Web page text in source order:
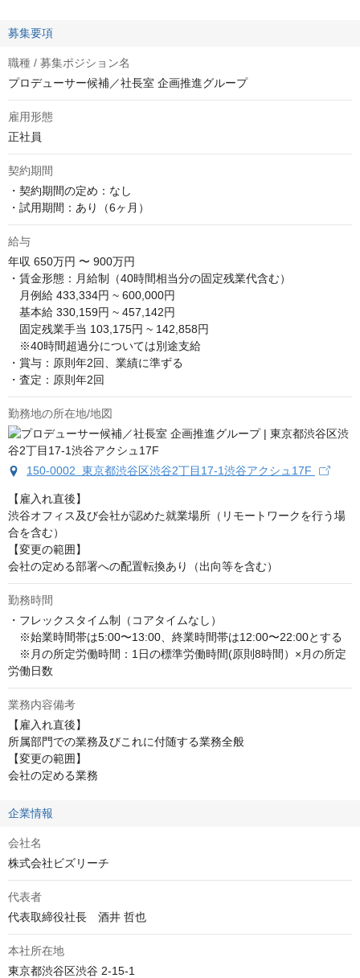
募集要項
職種 / 募集ポジション名
プロデューサー候補／社長室 企画推進グループ
雇用形態
正社員
契約期間
・契約期間の定め：なし
・試用期間：あり（6ヶ月）
給与
年収 650万円 〜 900万円
・賃金形態：月給制（40時間相当分の固定残業代含む）
月例給 433,334円 ~ 600,000円
基本給 330,159円 ~ 457,142円
固定残業手当 103,175円 ~ 142,858円
※40時間超過分については別途支給
・賞与：原則年2回、業績に準ずる
・査定：原則年2回
勤務地の所在地/地図
150-0002 東京都渋谷区渋谷2丁目17-1渋谷アクシュ17F
【雇入れ直後】
渋谷オフィス及び会社が認めた就業場所（リモートワークを行う場
合を含む）
【変更の範囲】
会社の定める部署への配置転換あり（出向等を含む）
勤務時間
・フレックスタイム制（コアタイムなし）
※始業時間帯は5:00〜13:00、終業時間帯は12:00〜22:00とする
※月の所定労働時間：1日の標準労働時間(原則8時間）×月の所定
労働日数
業務内容備考
【雇入れ直後】
所属部門での業務及びこれに付随する業務全般
【変更の範囲】
会社の定める業務
企業情報
会社名
株式会社ビズリーチ
代表者
代表取締役社長　酒井 哲也
本社所在地
東京都渋谷区渋谷 2-15-1